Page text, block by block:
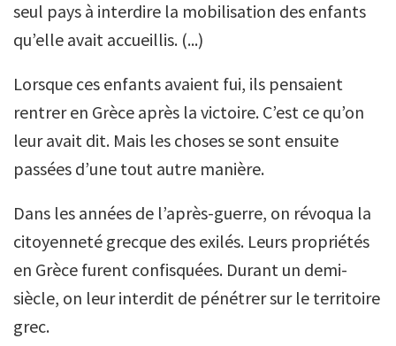
seul pays à interdire la mobilisation des enfants
qu’elle avait accueillis. (...)
Lorsque ces enfants avaient fui, ils pensaient
rentrer en Grèce après la victoire. C’est ce qu’on
leur avait dit. Mais les choses se sont ensuite
passées d’une tout autre manière.
Dans les années de l’après-guerre, on révoqua la
citoyenneté grecque des exilés. Leurs propriétés
en Grèce furent confisquées. Durant un demi-
siècle, on leur interdit de pénétrer sur le territoire
grec.